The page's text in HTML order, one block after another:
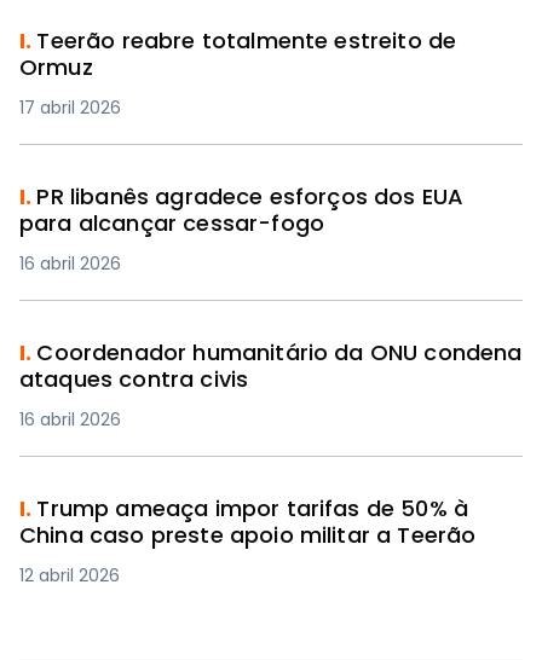
I. Teerão reabre totalmente estreito de
Ormuz
17 abril 2026
I. PR libanês agradece esforços dos EUA
para alcançar cessar-fogo
16 abril 2026
I. Coordenador humanitário da ONU condena
ataques contra civis
16 abril 2026
I. Trump ameaça impor tarifas de 50% à
China caso preste apoio militar a Teerão
12 abril 2026